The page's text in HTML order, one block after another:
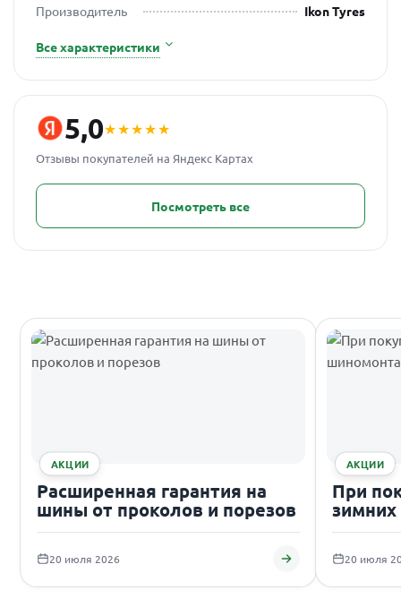
Производитель
Ikon Tyres
Все характеристики
5,0★★★★★
Отзывы покупателей на Яндекс Картах
Посмотреть все
АКЦИИ
Расширенная гарантия на
шины от проколов и порезов
20 июля 2026
АКЦИИ
При
20 июля